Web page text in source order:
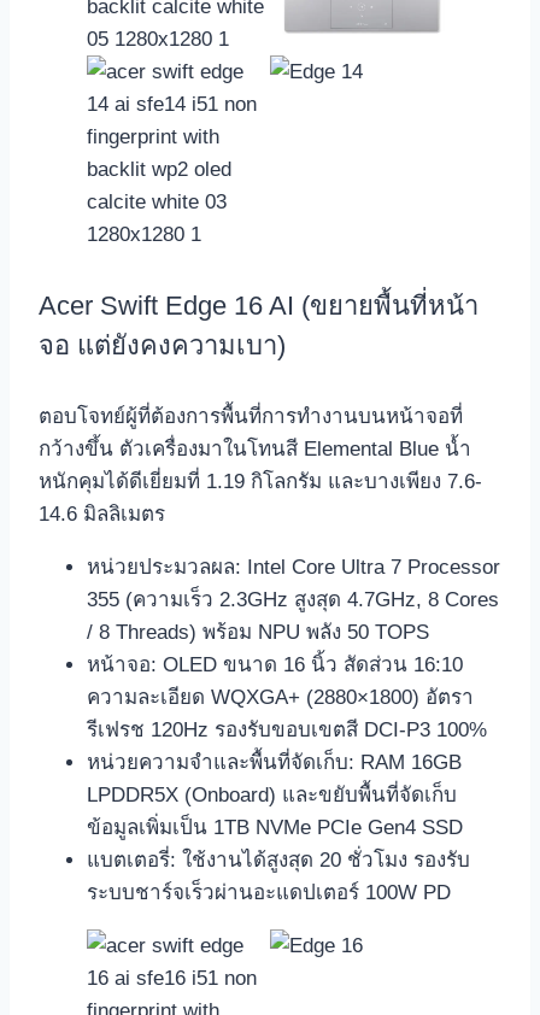
Acer Swift Edge 16 AI (ขยายพื้นที่หน้า
จอ แต่ยังคงความเบา)
ตอบโจทย์ผู้ที่ต้องการพื้นที่การทำงานบนหน้าจอที่
กว้างขึ้น ตัวเครื่องมาในโทนสี Elemental Blue น้ำ
หนักคุมได้ดีเยี่ยมที่ 1.19 กิโลกรัม และบางเพียง 7.6-
14.6 มิลลิเมตร
หน่วยประมวลผล: Intel Core Ultra 7 Processor
355 (ความเร็ว 2.3GHz สูงสุด 4.7GHz, 8 Cores
/ 8 Threads) พร้อม NPU พลัง 50 TOPS
หน้าจอ: OLED ขนาด 16 นิ้ว สัดส่วน 16:10
ความละเอียด WQXGA+ (2880×1800) อัตรา
รีเฟรช 120Hz รองรับขอบเขตสี DCI-P3 100%
หน่วยความจำและพื้นที่จัดเก็บ: RAM 16GB
LPDDR5X (Onboard) และขยับพื้นที่จัดเก็บ
ข้อมูลเพิ่มเป็น 1TB NVMe PCIe Gen4 SSD
แบตเตอรี่: ใช้งานได้สูงสุด 20 ชั่วโมง รองรับ
ระบบชาร์จเร็วผ่านอะแดปเตอร์ 100W PD